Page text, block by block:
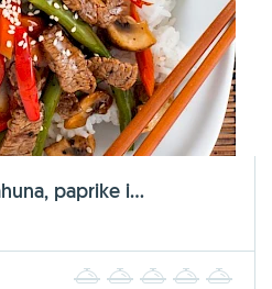
paprike i...
2 3 4